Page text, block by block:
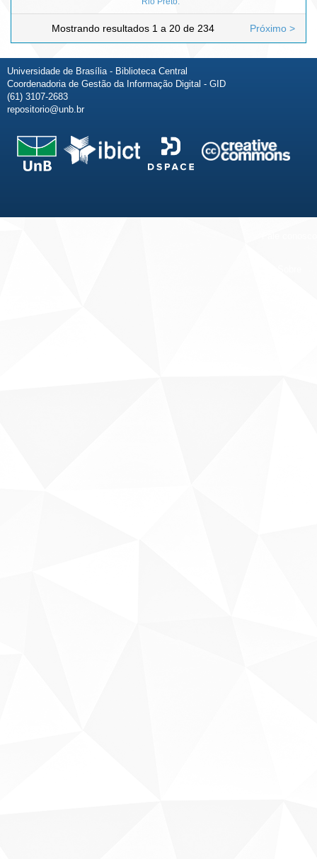
Mostrando resultados 1 a 20 de 234 Próximo >
Universidade de Brasília - Biblioteca Central
Coordenadoria de Gestão da Informação Digital - GID
(61) 3107-2683
repositorio@unb.br